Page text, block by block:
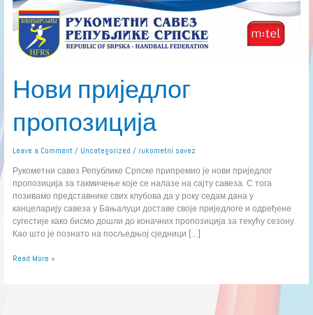
Нови приједлог
пропозиција
Leave a Comment / Uncategorized / rukometni savez
Рукометни савез Републике Српске припремио је нови приједлог
пропозиција за такмичење које се налазе на сајту савеза. С тога
позивамо представнике свих клубова да у року седам дана у
канцеларију савеза у Бањалуци доставе своје приједлоге и одређене
сугестије како бисмо дошли до коначних пропозиција за текућу сезону.
Као што је познато на посљедњој сједници […]
Read More »